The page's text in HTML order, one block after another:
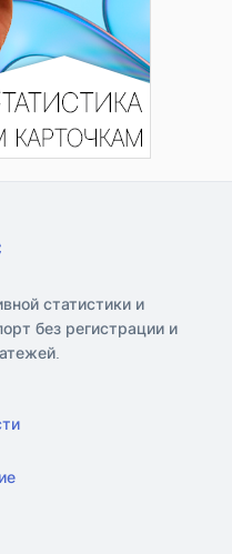
статистики и
без регистрации и